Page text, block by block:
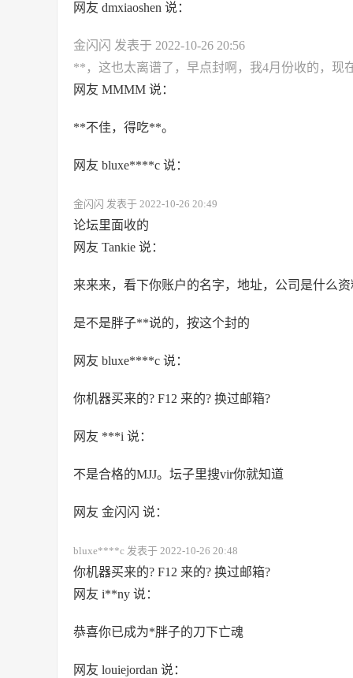
网友 dmxiaoshen 说：
金闪闪 发表于 2022-10-26 20:56
**，这也太离谱了，早点封啊，我4月份收的，现
网友 MMMM 说：
**不佳，得吃**。
网友 bluxe****c 说：
金闪闪 发表于 2022-10-26 20:49
论坛里面收的
网友 Tankie 说：
来来来，看下你账户的名字，地址，公司是什么资
是不是胖子**说的，按这个封的
网友 bluxe****c 说：
你机器买来的? F12 来的? 换过邮箱?
网友 ***i 说：
不是合格的MJJ。坛子里搜vir你就知道
网友 金闪闪 说：
bluxe****c 发表于 2022-10-26 20:48
你机器买来的? F12 来的? 换过邮箱?
网友 i**ny 说：
恭喜你已成为*胖子的刀下亡魂
网友 louiejordan 说：